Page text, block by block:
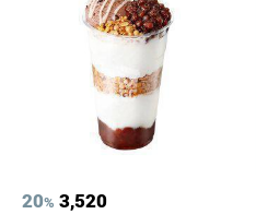
창문형 에어컨
20% 3,520